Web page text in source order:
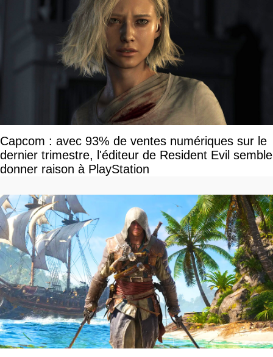
Capcom : avec 93% de ventes numériques sur le
dernier trimestre, l'éditeur de Resident Evil semble
donner raison à PlayStation